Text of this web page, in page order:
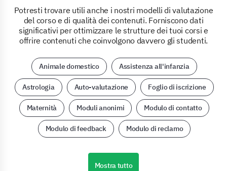
Potresti trovare utili anche i nostri modelli di valutazione
del corso e di qualità dei contenuti. Forniscono dati
significativi per ottimizzare le strutture dei tuoi corsi e
offrire contenuti che coinvolgono davvero gli studenti.
Animale domestico Assistenza all'infanzia
Astrologia Auto-valutazione Foglio di iscrizione
Maternità Moduli anonimi Modulo di contatto
Modulo di feedback Modulo di reclamo
Mostra tutto